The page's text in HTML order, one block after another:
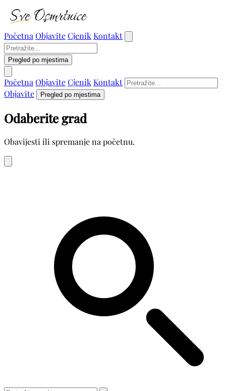
Početna ObjaviteCjenik Kontakt
Pregled po mjestima
Početna ObjaviteCjenik Kontakt
Objavite
Pregled po mjestima
Odaberite grad
Obavijesti ili spremanje na početnu.